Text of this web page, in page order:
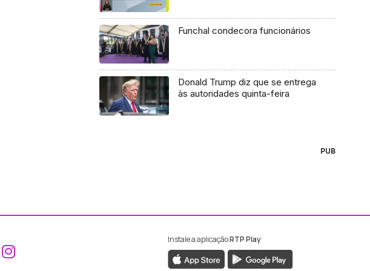
Funchal condecora funcionários
Donald Trump diz que se entrega
às autoridades quinta-feira
PUB
Aceder ao Facebook da RTP Madeira
Aceder ao Instagram da RTP Madeira
Instale a aplicaçãoRTP Play